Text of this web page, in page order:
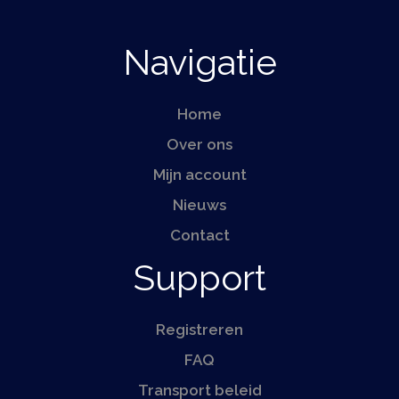
Navigatie
Home
Over ons
Mijn account
Nieuws
Contact
Support
Registreren
FAQ
Transport beleid